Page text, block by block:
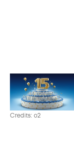
Credits: o2